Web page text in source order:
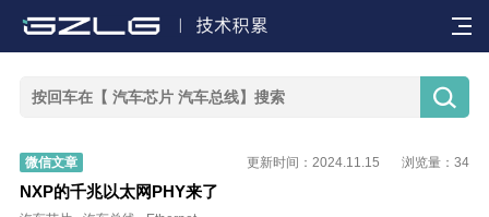


微信文章 浏览量：34
更新时间：2024.11.15
NXP的千兆以太网PHY来了